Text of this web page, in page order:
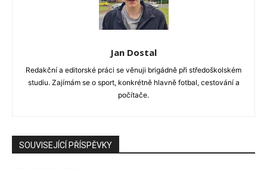
Jan Dostal
Redakční a editorské práci se věnuji brigádně při středoškolském
studiu. Zajímám se o sport, konkrétně hlavně fotbal, cestování a
počítače.
SOUVISEJÍCÍ PŘÍSPĚVKY